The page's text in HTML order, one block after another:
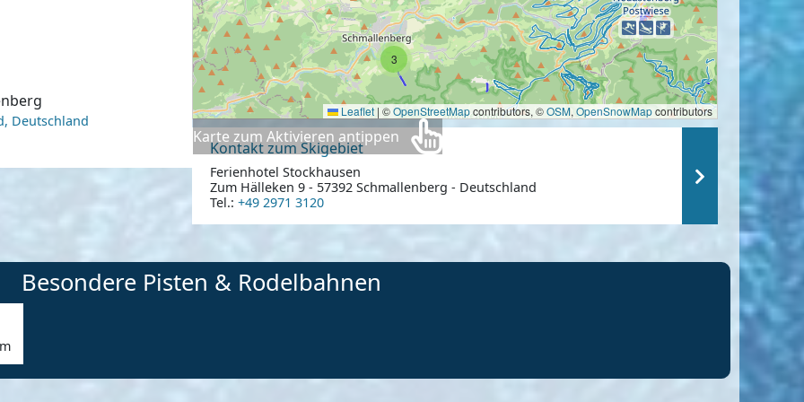
Deutschland
3
Leaflet | ©OpenStreetMapcontributors, ©OSM, OpenSnowMapcontributors
Karte zum Aktivieren antippen
Kontakt zum Skigebiet
Ferienhotel Stockhausen
Zum Hälleken 9 - 57392 Schmallenberg - Deutschland
Tel.: +49 2971 3120
Besondere Pisten & Rodelbahnen